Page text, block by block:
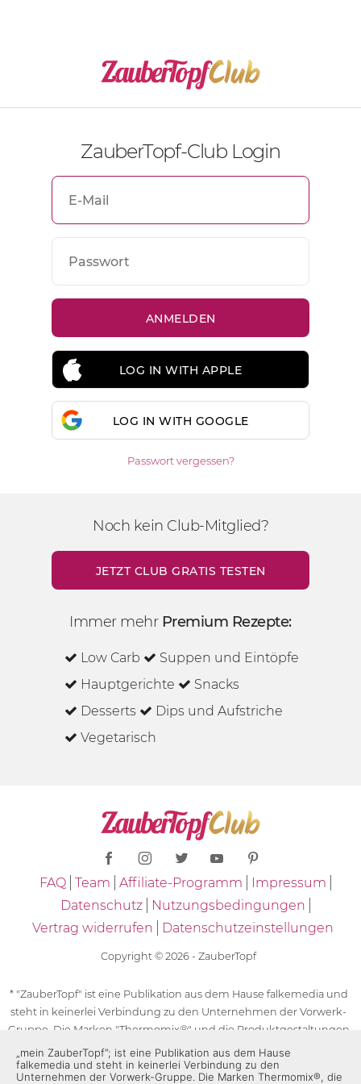
ZauberTopf-Club Login
LOG IN WITH APPLE
LOG IN WITH GOOGLE
Passwort vergessen?
Noch kein Club-Mitglied?
JETZT CLUB GRATIS TESTEN
Immer mehr Premium Rezepte:
Low Carb
Suppen und Eintöpfe
Hauptgerichte
Snacks
Desserts
Dips und Aufstriche
Vegetarisch
FAQ Team Affiliate-Programm
Impressum
Datenschutz
Nutzungsbedingungen
Vertrag widerrufen
Datenschutzeinstellungen
Copyright © 2026 - ZauberTopf
* "ZauberTopf" ist eine Publikation aus dem Hause falkemedia und
steht in keinerlei Verbindung zu den Unternehmen der Vorwerk-
Gruppe. Die Marken "Thermomix®" und die Produktgestaltungen
des "Thermomix®" sind eingetragene Marken der Unternehmen
der Vorwerk-Gruppe. Die Marken Thermomix®, die Zeichen TM5®,
„mein ZauberTopf”; ist eine Publikation aus dem Hause
falkemedia und steht in keinerlei Verbindung zu den
Unternehmen der Vorwerk-Gruppe. Die Marken Thermomix®, die